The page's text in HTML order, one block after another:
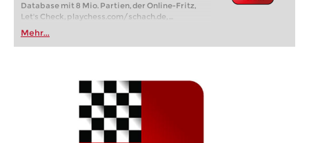
Database mit 8 Mio. Partien, der Online-Fritz,
Let's Check, playchess.com/schach.de, ...
Mehr...